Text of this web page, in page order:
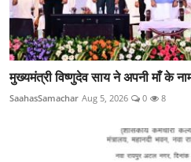
मुख्यमंत्री विष्णुदेव साय ने अपनी माँ के
SaahasSamachar Aug 5, 2026 0 8